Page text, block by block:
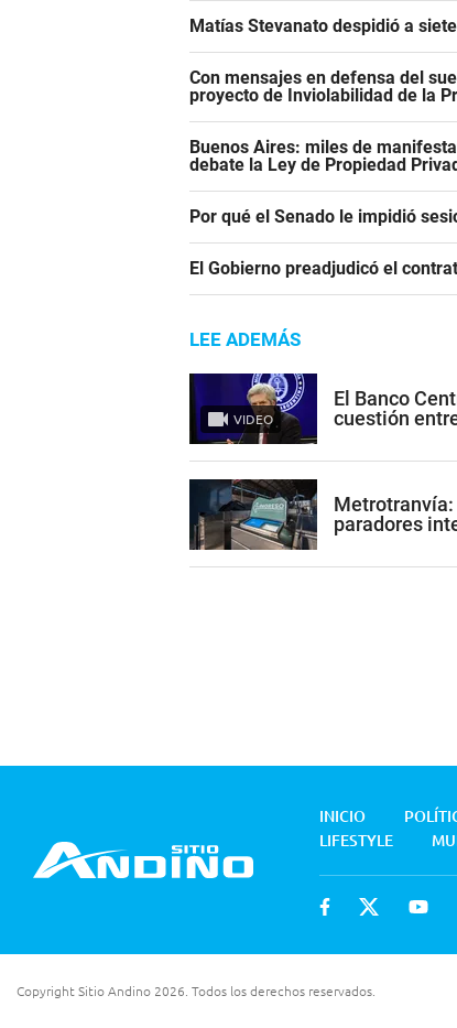
Matías Stevanato despidió a
Con mensajes en defensa del
proyecto de Inviolabilidad de la
Buenos Aires: miles de
debate la Ley de Propiedad
Por qué el Senado le impidió
El Gobierno preadjudicó el
LEE ADEMÁS
VIDEO
El Banco
cuestión
paradores
INICIO
LIFESTYLE
Copyright Sitio Andino 2026. Todos los derechos reservados.